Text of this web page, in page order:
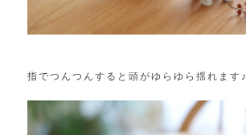
指でつんつんすると頭がゆらゆら揺れます♪